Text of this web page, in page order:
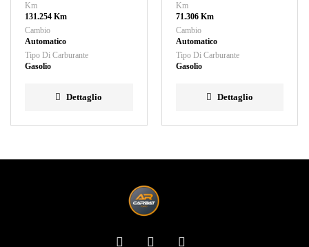
Km
131.254 Km
Cambio
Automatico
Tipo Di Carburante
Gasolio
Dettaglio
Km
71.306 Km
Cambio
Automatico
Tipo Di Carburante
Gasolio
Dettaglio